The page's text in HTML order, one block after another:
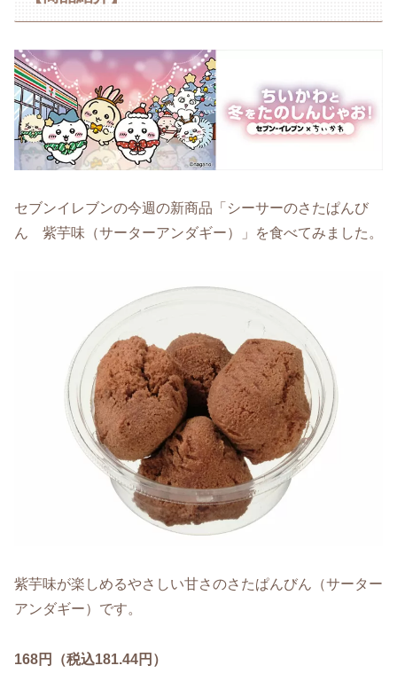
セブンイレブンの今週の新商品「シーサーのさたぱんび
ん 紫芋味（サーターアンダギー）」を食べてみました。
紫芋味が楽しめるやさしい甘さのさたぱんびん（サーター
アンダギー）です。
168円（税込181.44円）